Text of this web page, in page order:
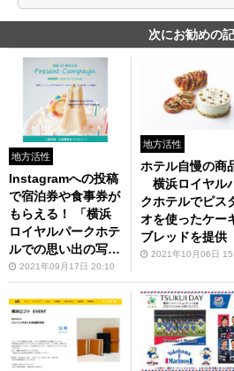
次にお勧めの
地方活性
Instagramへの投稿
で宿泊券や食事券が
もらえる！ 「横浜
ロイヤルパークホテ
ルでの思い出の写
真」コンテストの応
募を10月31日まで
受付中
2021年09月17日 20:10
地方活性
ホテル自慢の商
横浜ロイヤル
クホテルでピス
オを使ったケー
ブレッドを提供
2021年10月06日